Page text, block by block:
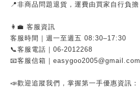
📍非商品問題退貨，運費由買家自行負擔
👩‍💼 客服資訊
客服時間｜週一至週五 08:30–17:30
📞客服電話｜06-2012268
📧客服信箱｜easygoo2005@gmail.com
📣歡迎追蹤我們，掌握第一手優惠資訊：